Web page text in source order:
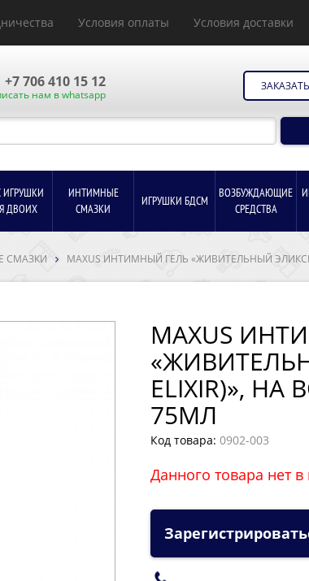
Условия оплаты Условия доставки
+7 706 410 15 12
нам в whatsapp
ИГРУШКИ
ДВОИХ
ИНТИМНЫЕ
СМАЗКИ
ИГРУШКИ БДСМ
ВОЗБУЖДАЮЩИЕ
СРЕДСТВА
СМАЗКИ MAXUS ИНТИМНЫЙ ГЕЛЬ «ЖИВИТЕЛЬНЫЙ
MAXUS
ELIXIR)»,
75МЛ
Код товара: 0902-003
Данного товара нет